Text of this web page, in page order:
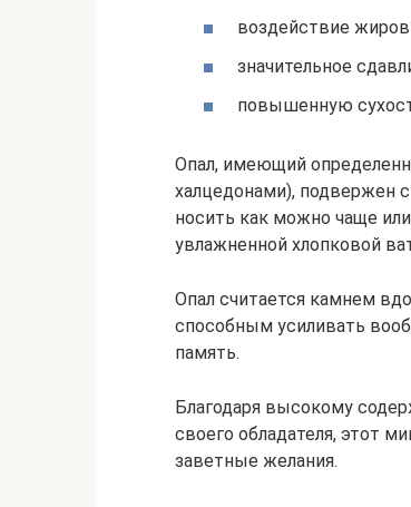
воздействие
значительное
повышенную
Опал, имеющий
халцедонами), подвержен
носить как можно чаще
увлажненной хлопковой
Опал считается камнем
способным усиливать
память.
Благодаря высокому
своего обладателя, этот
заветные желания.